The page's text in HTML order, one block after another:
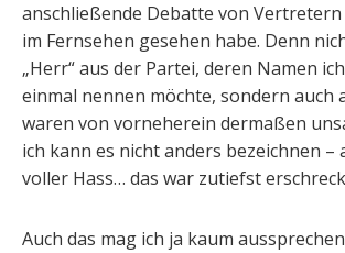
anschließende Debatte von
im Fernsehen gesehen habe. Denn
„Herr“ aus der Partei, deren Namen
einmal nennen möchte, sondern auch
waren von vorneherein dermaßen
ich kann es nicht anders bezeichnen –
voller Hass… das war zutiefst
Auch das mag ich ja kaum